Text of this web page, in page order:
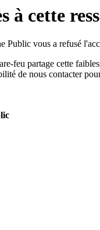
à cette
vous a refusé
feu partage cette
de nous contacter